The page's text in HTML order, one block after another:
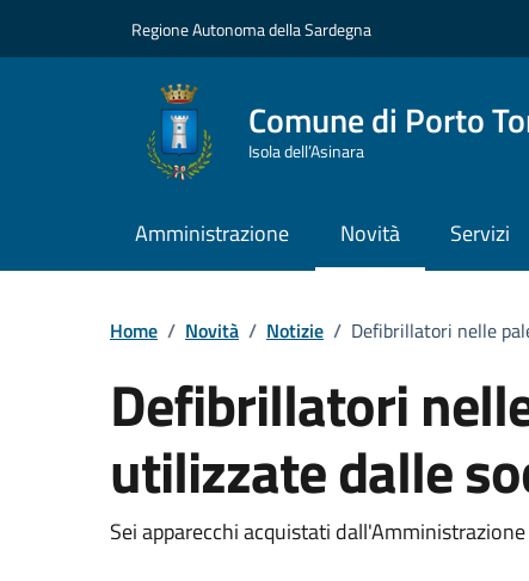
Regione Autonoma della Sardegna
Comune di Porto
Isola dell’Asinara
Amministrazione Novità Servizi
Home / Novità / Notizie / Defibrillatori nelle
Defibrillatori
utilizzate dalle
Dettagli della
Sei apparecchi acquistati